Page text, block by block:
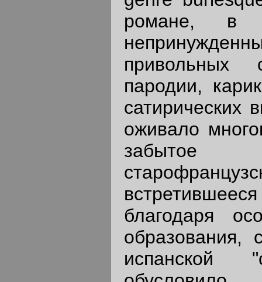
романе, в
привольных
пародии,
сатирических
оживало
забытое
благодаря
образования,
испанской